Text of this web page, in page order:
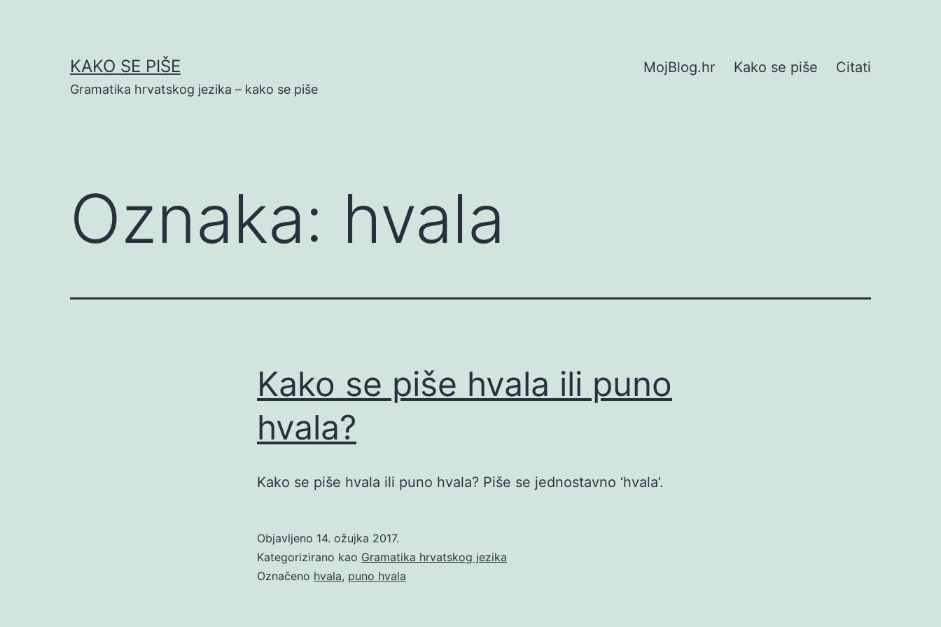
KAKO SE PIŠE
Gramatika hrvatskog jezika – kako se piše
MojBlog.hr Kako se piše Citati
Oznaka: hvala
Kako se piše hvala ili puno
hvala?
Kako se piše hvala ili puno hvala? Piše se jednostavno ‘hvala’.
Objavljeno 14. ožujka 2017.
Kategorizirano kao Gramatika hrvatskog jezika
Označeno hvala, puno hvala